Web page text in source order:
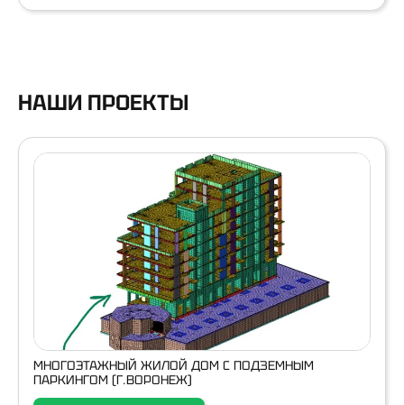
НАШИ ПРОЕКТЫ
МНОГОЭТАЖНЫЙ ЖИЛОЙ ДОМ С ПОДЗЕМНЫМ
ПАРКИНГОМ (Г.ВОРОНЕЖ)